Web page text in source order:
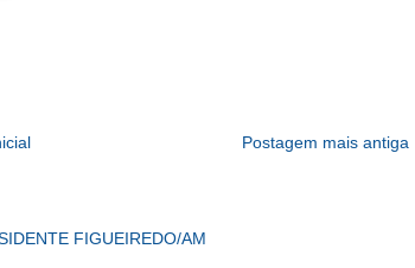
Postagem mais antiga
FIGUEIREDO/AM